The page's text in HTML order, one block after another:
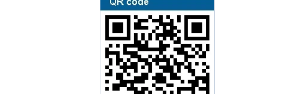
Un potente nuovo prodotto Coming -
ad alta frequenza di umidità Meter